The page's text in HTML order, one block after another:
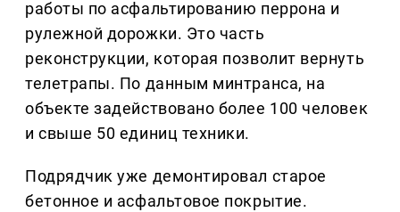
работы по асфальтированию перрона и
рулежной дорожки. Это часть
реконструкции, которая позволит вернуть
телетрапы. По данным минтранса, на
объекте задействовано более 100 человек
и свыше 50 единиц техники.
Подрядчик уже демонтировал старое
бетонное и асфальтовое покрытие.